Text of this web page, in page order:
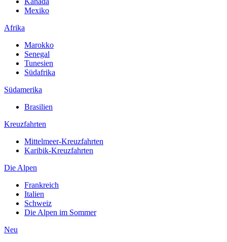
Mexiko
Afrika
Marokko
Senegal
Tunesien
Südafrika
Südamerika
Brasilien
Kreuzfahrten
Mittelmeer-Kreuzfahrten
Karibik-Kreuzfahrten
Die Alpen
Frankreich
Italien
Schweiz
Die Alpen im Sommer
Neu